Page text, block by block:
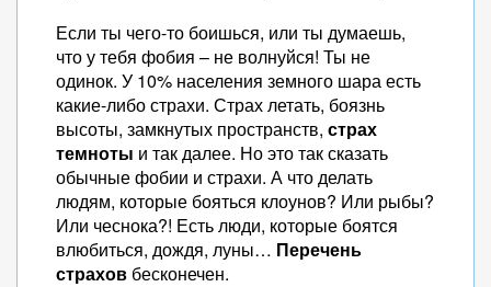
Если ты чего-то боишься, или ты думаешь,
что у тебя фобия – не волнуйся! Ты не
одинок. У 10% населения земного шара есть
какие-либо страхи. Страх летать, боязнь
высоты, замкнутых пространств, страх
темноты и так далее. Но это так сказать
обычные фобии и страхи. А что делать
людям, которые бояться клоунов? Или рыбы?
Или чеснока?! Есть люди, которые боятся
влюбиться, дождя, луны… Перечень
страхов бесконечен.